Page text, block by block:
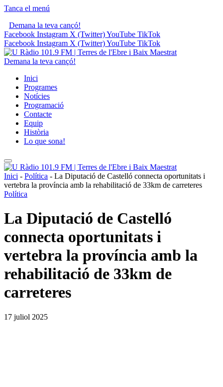
Tanca el menú
Demana la teva cançó!
Facebook Instagram X (Twitter)YouTube TikTok
Facebook Instagram X (Twitter)YouTube TikTok
Demana la teva cançó!
Inici
Programes
Notícies
Programació
Contacte
Equip
Història
Lo que sona!
Inici - Política - La Diputació de Castelló connecta oportunitats i
vertebra la província amb la rehabilitació de 33km de carreteres
Política
La Diputació de Castelló
connecta oportunitats i
vertebra la província amb la
rehabilitació de 33km de
carreteres
17 juliol 2025